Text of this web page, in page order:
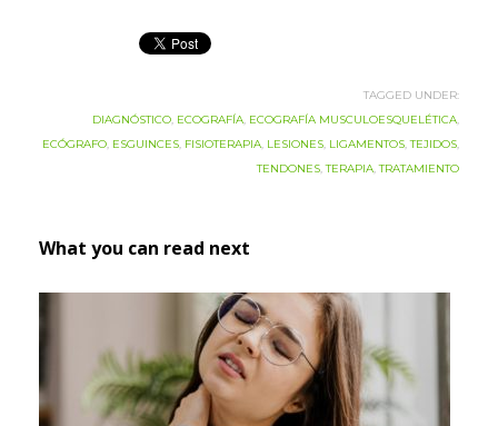
TAGGED UNDER:
DIAGNÓSTICO ECOGRAFÍA ECOGRAFÍA MUSCULOESQUELÉTICA
ECÓGRAFO ESGUINCES FISIOTERAPIA LESIONES LIGAMENTOS ,TEJIDOS
TENDONES ,TERAPIA ,TRATAMIENTO
What you can read next